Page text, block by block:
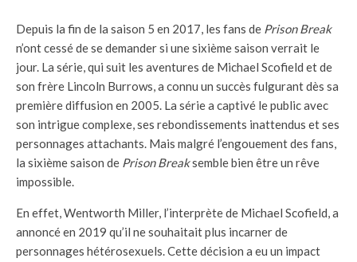
Depuis la fin de la saison 5 en 2017, les fans de Prison Break
n’ont cessé de se demander si une sixième saison verrait le
jour. La série, qui suit les aventures de Michael Scofield et de
son frère Lincoln Burrows, a connu un succès fulgurant dès sa
première diffusion en 2005. La série a captivé le public avec
son intrigue complexe, ses rebondissements inattendus et ses
personnages attachants. Mais malgré l’engouement des fans,
la sixième saison de Prison Breaksemble bien être un rêve
impossible.
En effet, Wentworth Miller, l’interprète de Michael Scofield, a
annoncé en 2019 qu’il ne souhaitait plus incarner de
personnages hétérosexuels. Cette décision a eu un impact